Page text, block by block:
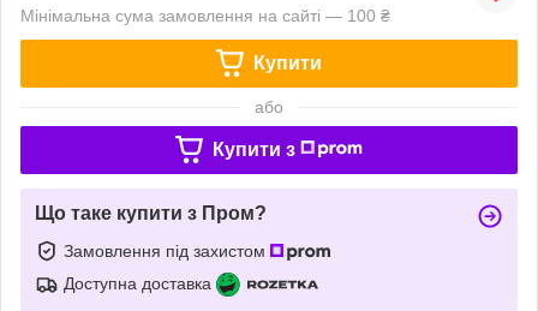
Мінімальна сума замовлення на сайті — 100 ₴
Купити
або
Купити з
Що таке купити з Пром?
Замовлення під захистом
Доступна доставка